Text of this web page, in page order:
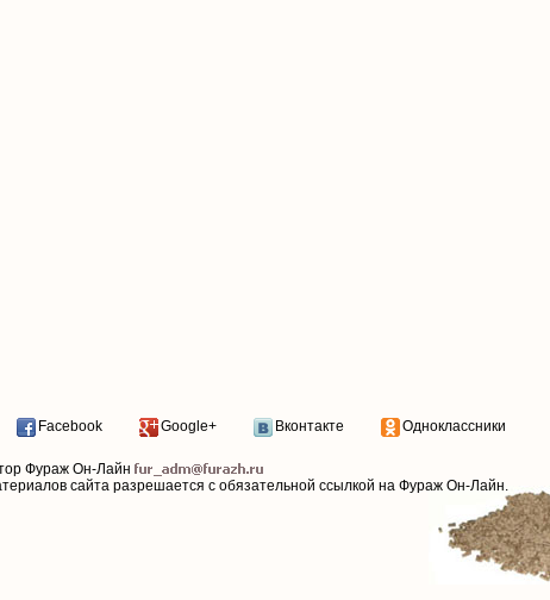
Facebook Google+ Вконтакте Одноклассники
Фураж Он-Лайн
сайта разрешается с обязательной ссылкой на Фураж Он-Лайн.